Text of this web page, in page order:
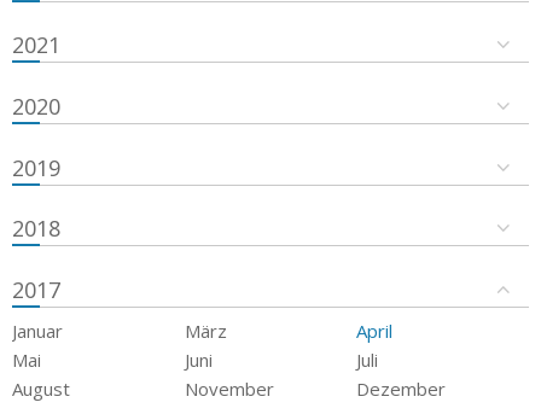
2021
2020
2019
2018
2017
Januar März
April
Mai
Juni
Juli
August
November Dezember